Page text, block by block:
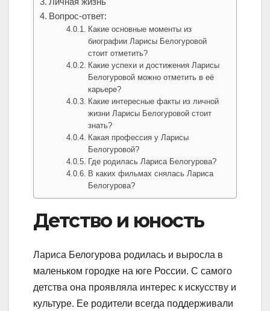
Вопрос-ответ:
Какие основные моменты из
биографии Ларисы Белогуровой
стоит отметить?
Какие успехи и достижения Ларисы
Белогуровой можно отметить в её
карьере?
Какие интересные факты из личной
жизни Ларисы Белогуровой стоит
знать?
Какая профессия у Ларисы
Белогуровой?
Где родилась Лариса Белогурова?
В каких фильмах снялась Лариса
Белогурова?
Детство и юность
Лариса Белогурова родилась и выросла в
маленьком городке на юге России. С самого
детства она проявляла интерес к искусству и
культуре. Ее родители всегда поддерживали